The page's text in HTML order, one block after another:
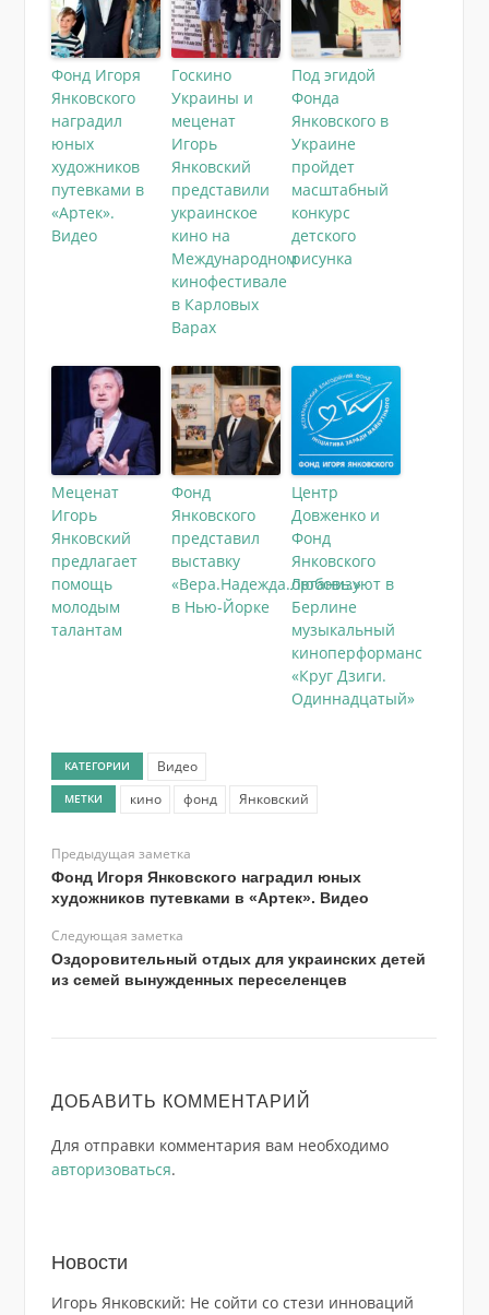
Фонд Игоря
Янковского
наградил
юных
художников
путевками в
«Артек».
Видео
Госкино
Украины и
меценат
Игорь
Янковский
представили
украинское
кино на
Международном
кинофестивале
в Карловых
Варах
Под эгидой
Фонда
Янковского в
Украине
пройдет
масштабный
конкурс
детского
рисунка
Меценат
Игорь
Янковский
предлагает
помощь
молодым
талантам
Фонд
Янковского
представил
выставку
«Вера.Надежда.Любовь.»
в Нью-Йорке
Центр
Довженко и
Фонд
Янковского
организуют в
Берлине
музыкальный
киноперформанс
«Круг Дзиги.
Одиннадцатый»
КАТЕГОРИИ Видео
МЕТКИ кино фонд Янковский
Предыдущая заметка
Фонд Игоря Янковского наградил юных
художников путевками в «Артек». Видео
Следующая заметка
Оздоровительный отдых для украинских детей
из семей вынужденных переселенцев
ДОБАВИТЬ КОММЕНТАРИЙ
Для отправки комментария вам необходимо
авторизоваться.
Новости
Игорь Янковский: Не сойти со стези инноваций